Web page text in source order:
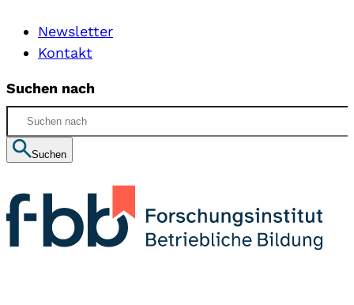
Newsletter
Kontakt
Suchen nach
Suchen